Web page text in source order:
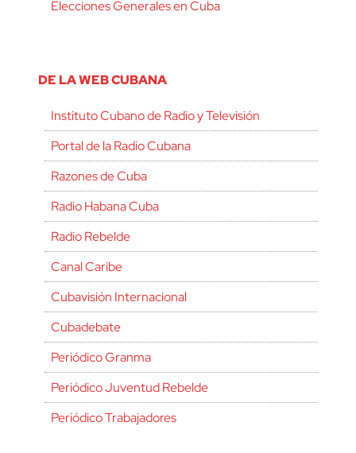
Elecciones Generales en Cuba
DE LA WEB CUBANA
Instituto Cubano de Radio y Televisión
Portal de la Radio Cubana
Razones de Cuba
Radio Habana Cuba
Radio Rebelde
Canal Caribe
Cubavisión Internacional
Cubadebate
Periódico Granma
Periódico Juventud Rebelde
Periódico Trabajadores